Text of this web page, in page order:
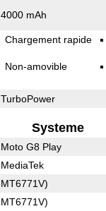
4000 mAh
Chargement rapide
Non-amovible
TurboPower
Systeme
Moto G8 Play
MediaTek
MT6771V)
MT6771V)